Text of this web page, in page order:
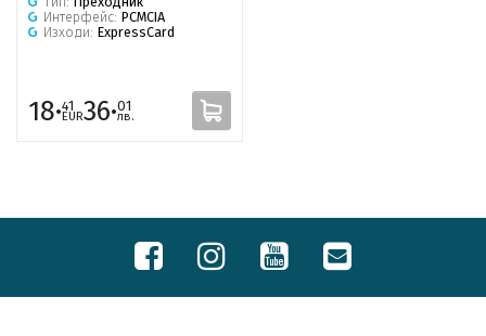
Интерфейс: PCMCIA
Изходи: ExpressCard
18·41
EUR36·01
лв.